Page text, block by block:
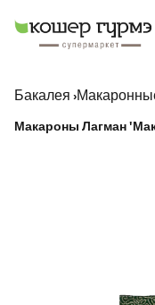
Бакалея ›
Макароны Лагман